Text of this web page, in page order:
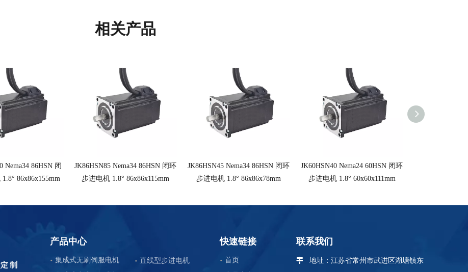
相关产品
Nema34 86HSN 闭
86x86x155mm
JK86HSN85 Nema34 86HSN 闭环
步进电机 1.8° 86x86x115mm
JK86HSN45 Nema34 86HSN 闭环
步进电机 1.8° 86x86x78mm
JK60HSN40 Nema24 60HSN 闭环
步进电机 1.8° 60x60x111mm
产品中心
集成式无刷伺服电机
直线型步进电机
快速链接
首页
联系我们
 地址：江苏省常州市武进区湖塘镇东